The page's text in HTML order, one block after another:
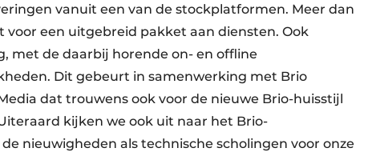
vanuit een van de stockplatformen. Meer dan
een uitgebreid pakket aan diensten. Ook
met de daarbij horende on- en offline
Dit gebeurt in samenwerking met Brio
dat trouwens ook voor de nieuwe Brio-huisstijl
kijken we ook uit naar het Brio-
nieuwigheden als technische scholingen voor onze